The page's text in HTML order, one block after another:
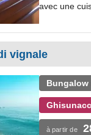
avec une
vignale
Bungalow
à partir de